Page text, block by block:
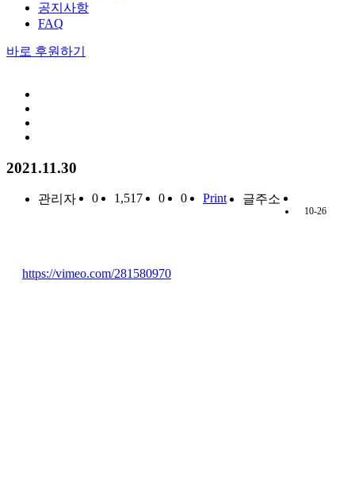
공지사항
FAQ
바로 후원하기
2021.11.30
관리자 0 1,517 0 0 Print 글주소
10-26
https://vimeo.com/281580970